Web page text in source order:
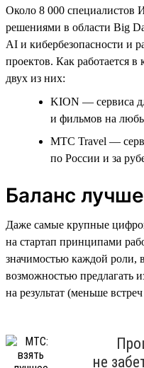
Около 8 000 специалистов
решениями в области Big
AI и кибербезопасности и
проектов. Как работается
двух из них:
KION — сервиса
и фильмов на
МТС Travel —
по России и за
Баланс
Даже самые крупные
на стартап принципами
значимостью каждой роли,
возможностью предлагать
на результат (меньше
не